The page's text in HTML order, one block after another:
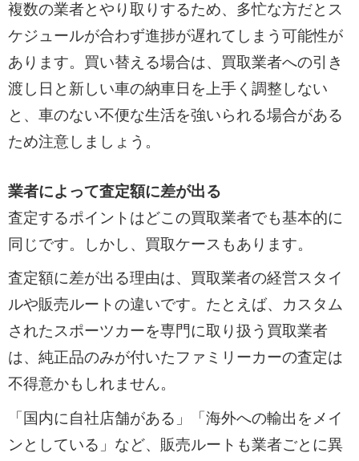
複数の業者とやり取りするため、多忙な方だとス
ケジュールが合わず進捗が遅れてしまう可能性が
あります。買い替える場合は、買取業者への引き
渡し日と新しい車の納車日を上手く調整しない
と、車のない不便な生活を強いられる場合がある
ため注意しましょう。
業者によって査定額に差が出る
査定するポイントはどこの買取業者でも基本的に
同じです。しかし、買取ケースもあります。
査定額に差が出る理由は、買取業者の経営スタイ
ルや販売ルートの違いです。たとえば、カスタム
されたスポーツカーを専門に取り扱う買取業者
は、純正品のみが付いたファミリーカーの査定は
不得意かもしれません。
「国内に自社店舗がある」「海外への輸出をメイ
ンとしている」など、販売ルートも業者ごとに異